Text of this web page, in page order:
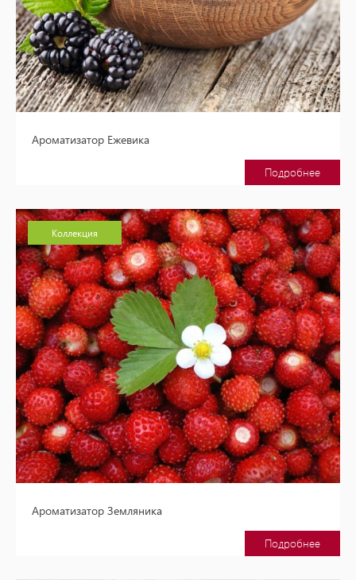
Ароматизатор Ежевика
Подробнее
Коллекция
Ароматизатор Земляника
Подробнее